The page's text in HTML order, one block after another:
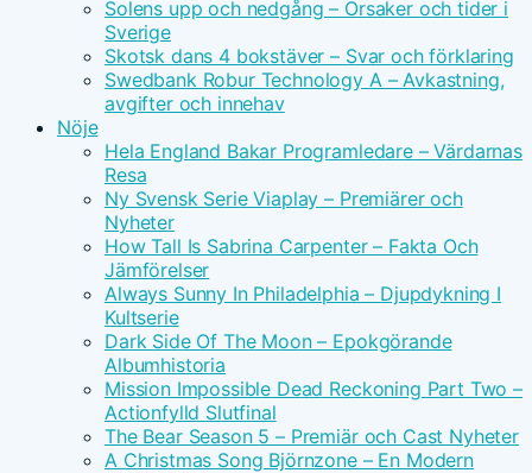
Solens upp och nedgång – Orsaker och tider i
Sverige
Skotsk dans 4 bokstäver – Svar och förklaring
Swedbank Robur Technology A – Avkastning,
avgifter och innehav
Nöje
Hela England Bakar Programledare – Värdarnas
Resa
Ny Svensk Serie Viaplay – Premiärer och
Nyheter
How Tall Is Sabrina Carpenter – Fakta Och
Jämförelser
Always Sunny In Philadelphia – Djupdykning I
Kultserie
Dark Side Of The Moon – Epokgörande
Albumhistoria
Mission Impossible Dead Reckoning Part Two –
Actionfylld Slutfinal
The Bear Season 5 – Premiär och Cast Nyheter
A Christmas Song Björnzone – En Modern